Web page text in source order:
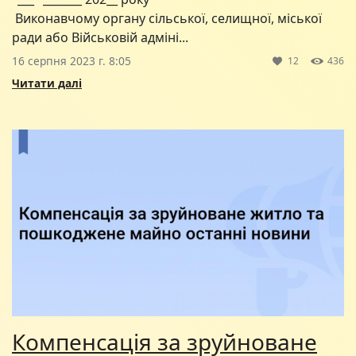
Виконавчому органу сільської, селищної, міської
ради або Військовій адміні...
16 серпня 2023 г. 8:05 12 436
Читати далі
Компенсація за зруйноване